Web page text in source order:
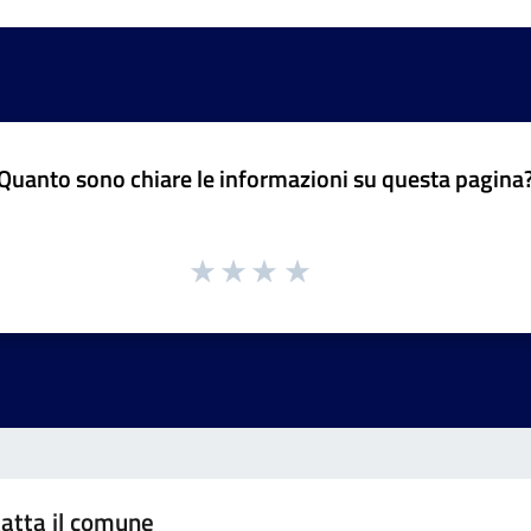
sono chiare le informazioni su questa
il comune